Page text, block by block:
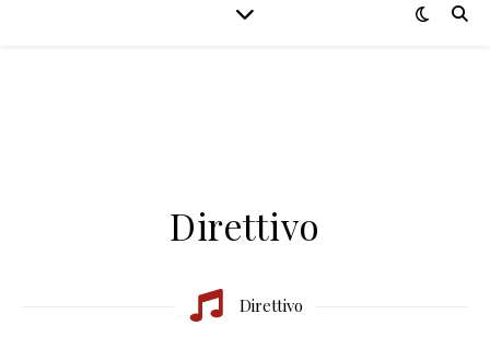
Direttivo
Direttivo